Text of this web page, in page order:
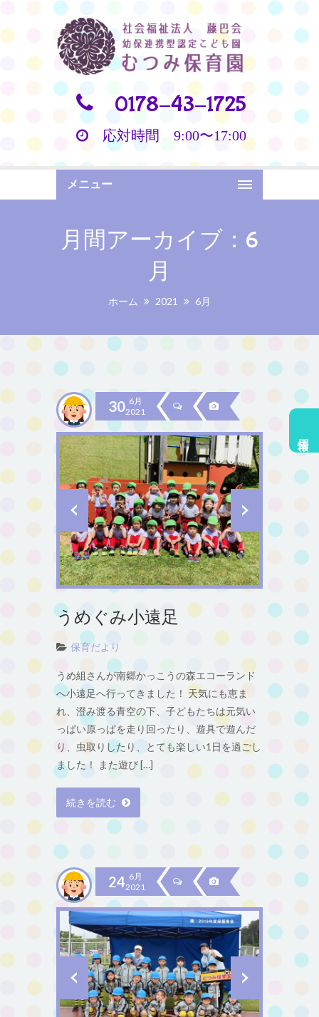
0178-43-1725
応対時間 9:00〜17:00
メニュー
月間アーカイブ：6
月
ホーム 2021 6月
30 6月
2021
うめぐみ小遠足
保育だより
うめ組さんが南郷かっこうの森エコーランド
へ小遠足へ行ってきました！ 天気にも恵ま
れ、澄み渡る青空の下、子どもたちは元気い
っぱい原っぱを走り回ったり、遊具で遊んだ
り、虫取りしたり、とても楽しい1日を過ごし
ました！ また遊び […]
続きを読む
24 6月
2021